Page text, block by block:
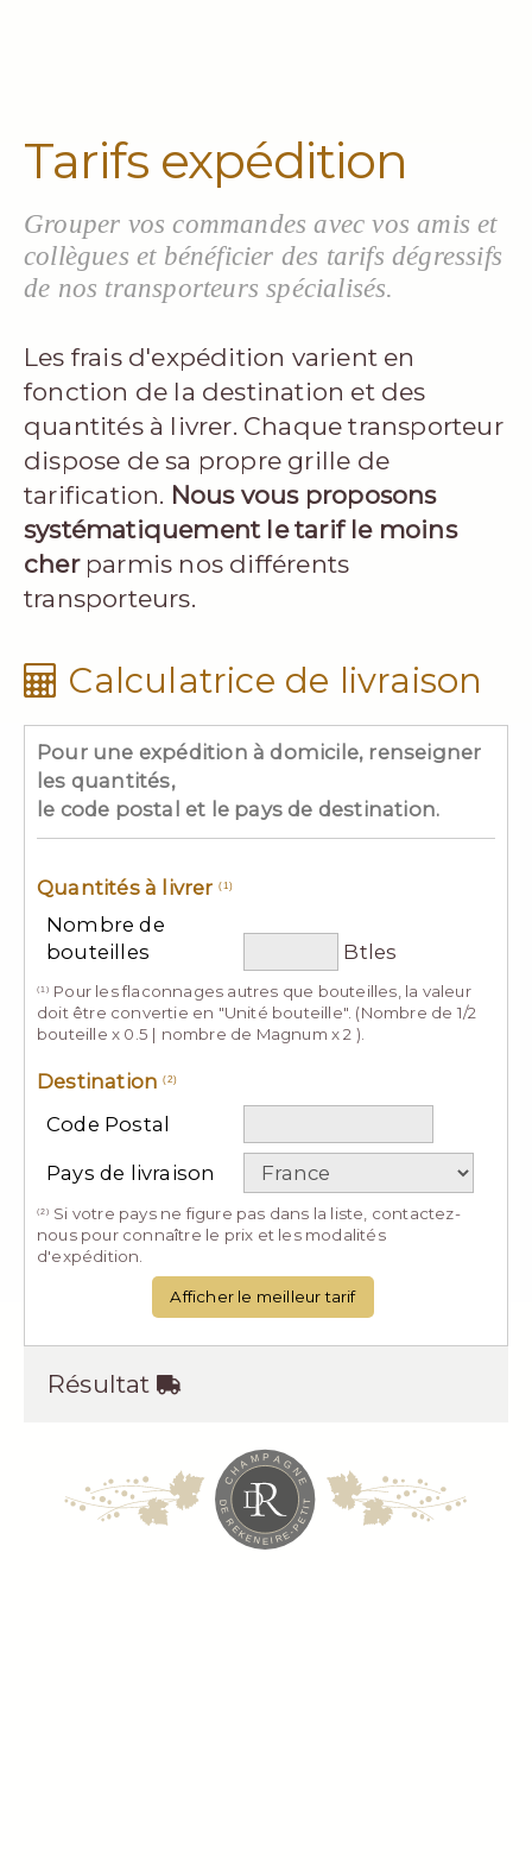
Tarifs expédition
Grouper vos commandes avec vos amis et
collègues et bénéficier des tarifs dégressifs
de nos transporteurs spécialisés.
Les frais d'expédition varient en
fonction de la destination et des
quantités à livrer. Chaque transporteur
dispose de sa propre grille de
tarification. Nous vous proposons
systématiquement le tarif le moins
cher parmis nos différents
transporteurs.
Calculatrice de livraison
Pour une expédition à domicile, renseigner
les quantités,
le code postal et le pays de destination.
Quantités à livrer (1)
Nombre de
bouteilles
Btles
(1)
Pour les flaconnages autres que bouteilles, la valeur
doit être convertie en "Unité bouteille". (Nombre de 1/2
bouteille x 0.5 | nombre de Magnum x 2 ).
Destination (2)
Code Postal
Pays de livraison
(2)
Si votre pays ne figure pas dans la liste, contactez-
nous pour connaître le prix et les modalités
d'expédition.
Afficher le meilleur tarif
Résultat